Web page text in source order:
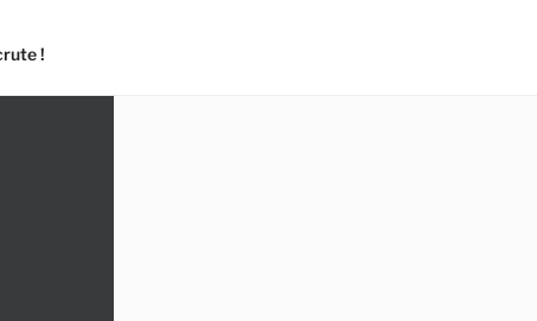
!